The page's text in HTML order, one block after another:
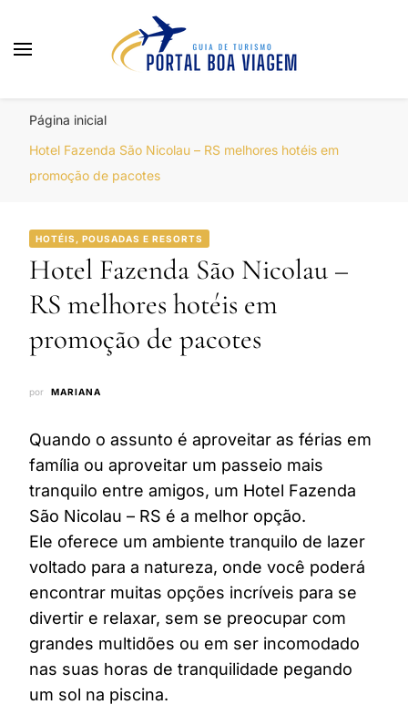
Página inicial
Hotel Fazenda São Nicolau – RS melhores hotéis em
promoção de pacotes
HOTÉIS, POUSADAS E RESORTS
Hotel Fazenda São Nicolau –
RS melhores hotéis em
promoção de pacotes
por MARIANA
Quando o assunto é aproveitar as férias em
família ou aproveitar um passeio mais
tranquilo entre amigos, um Hotel Fazenda
São Nicolau – RS é a melhor opção.
Ele oferece um ambiente tranquilo de lazer
voltado para a natureza, onde você poderá
encontrar muitas opções incríveis para se
divertir e relaxar, sem se preocupar com
grandes multidões ou em ser incomodado
nas suas horas de tranquilidade pegando
um sol na piscina.